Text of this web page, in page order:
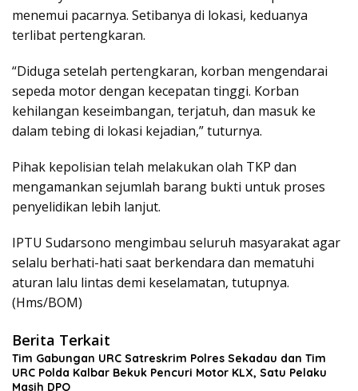
menemui pacarnya. Setibanya di lokasi, keduanya
terlibat pertengkaran.
“Diduga setelah pertengkaran, korban mengendarai
sepeda motor dengan kecepatan tinggi. Korban
kehilangan keseimbangan, terjatuh, dan masuk ke
dalam tebing di lokasi kejadian,” tuturnya.
Pihak kepolisian telah melakukan olah TKP dan
mengamankan sejumlah barang bukti untuk proses
penyelidikan lebih lanjut.
IPTU Sudarsono mengimbau seluruh masyarakat agar
selalu berhati-hati saat berkendara dan mematuhi
aturan lalu lintas demi keselamatan, tutupnya.
(Hms/BOM)
Berita Terkait
Tim Gabungan URC Satreskrim Polres Sekadau dan Tim
URC Polda Kalbar Bekuk Pencuri Motor KLX, Satu Pelaku
Masih DPO